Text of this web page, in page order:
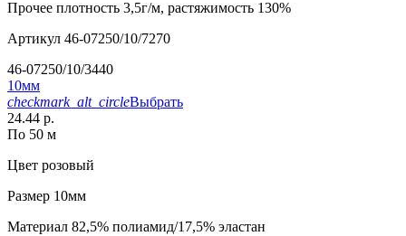
Прочее плотность 3,5г/м, растяжимость 130%
Артикул 46-07250/10/7270
46-07250/10/3440
10мм
checkmark_alt_circleВыбрать
24.44 р.
По 50 м
Цвет розовый
Размер 10мм
Материал 82,5% полиамид/17,5% эластан